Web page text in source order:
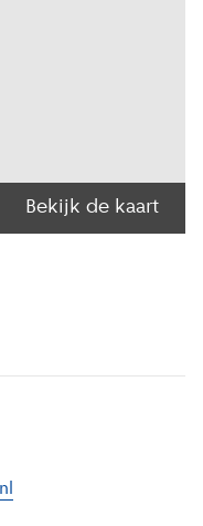
Bekijk de kaart